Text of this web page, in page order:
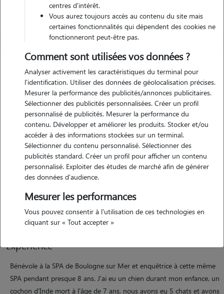
Motivation
Nous aimons le contact avec les animaux et la joie qu'ils amènent
dans un foyer. L'envie de rendre service et de permettre aux maîtres
de s'absenter en toute tranquillité, quelle que soit la raison. Offrir de
bons moments à l'animal confié pour lui faire passer le meilleur séjour
Expérience
Bénévole à la SPA de Boulogne sur Mer et enquêtrice à cette même
SPA pendant presque 8 ans. J'ai eu un chien durant mon enfance, un
cochon d'Inde mort à l'âge de 7 ans, nous avons eu 5 chats et avons
centres d'intérêt.
Vous aurez toujours accès au contenu du site mais
certaines fonctionnalités qui dépendent des cookies ne
fonctionneront peut-être pas.
Comment sont utilisées vos données ?
Analyser activement les caractéristiques du terminal pour
l'identification. Utiliser des données de géolocalisation précises.
Mesurer la performance des publicités/annonces publicitaires.
Sélectionner des publicités personnalisées. Créer un profil
personnalisé de publicités. Mesurer la performance du
contenu. Développer et améliorer les produits. Stocker et/ou
accéder à des informations stockées sur un terminal.
Sélectionner du contenu personnalisé. Sélectionner des
publicités standard. Créer un profil pour afficher un contenu
personnalisé. Exploiter des études de marché afin de générer
des données d'audience.
Mesurer les performances
Vous pouvez consentir à l'utilisation de ces technologies en
cliquant sur « Tout accepter »